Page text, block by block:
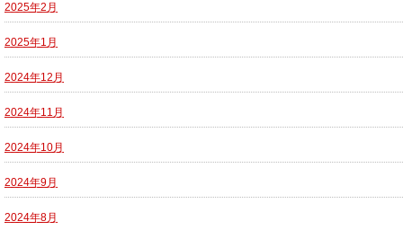
2025年2月
2025年1月
2024年12月
2024年11月
2024年10月
2024年9月
2024年8月